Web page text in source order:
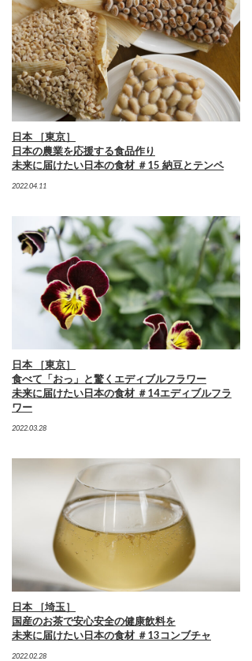
日本 ［東京］
日本の農業を応援する食品作り
未来に届けたい日本の食材 ＃15 納豆とテンペ
2022.04.11
日本 ［東京］
食べて「おっ」と驚くエディブルフラワー
未来に届けたい日本の食材 ＃14エディブルフラ
ワー
2022.03.28
日本 ［埼玉］
国産のお茶で安心安全の健康飲料を
未来に届けたい日本の食材 ＃13コンブチャ
2022.02.28